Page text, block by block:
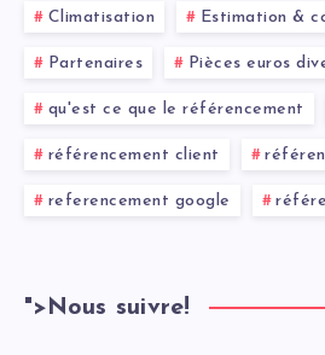
Climatisation Estimation &
Partenaires Pièces euros
qu'est ce que le référencement
référencement client
referencement google
">Nous suivre!